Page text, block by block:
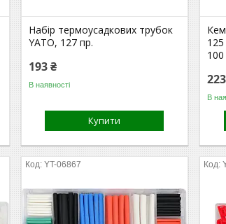
Набір термоусадкових трубок
YATO, 127 пр.
193 ₴
В наявності
Купити
125
В
YT-06867